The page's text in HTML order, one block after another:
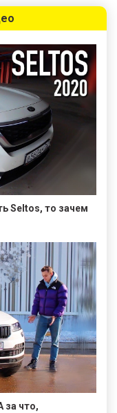
Seltos, то зачем
за что,